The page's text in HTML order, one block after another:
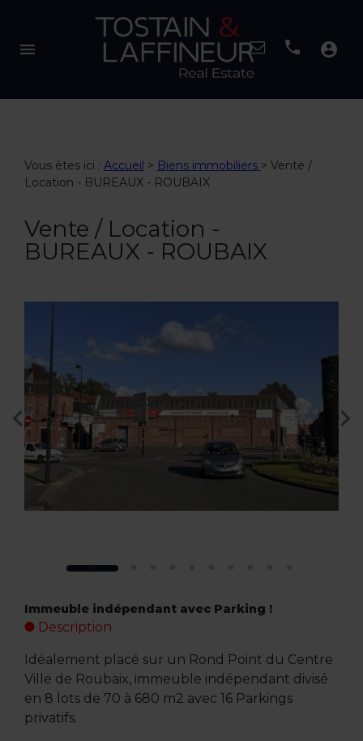
menu account_circle
Vous êtes ici : Accueil > Biens immobiliers > Vente /
Location - BUREAUX - ROUBAIX
Vente / Location -
BUREAUX - ROUBAIX
Immeuble indépendant avec Parking !
Description
Idéalement placé sur un Rond Point du Centre
Ville de Roubaix, immeuble indépendant divisé
en 8 lots de 70 à 680 m2 avec 16 Parkings
privatifs.